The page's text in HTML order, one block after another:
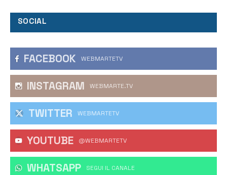
SOCIAL
FACEBOOK WEBMARTETV
INSTAGRAM WEBMARTE.TV
TWITTER WEBMARTETV
YOUTUBE @WEBMARTETV
WHATSAPP ‎SEGUI IL CANALE